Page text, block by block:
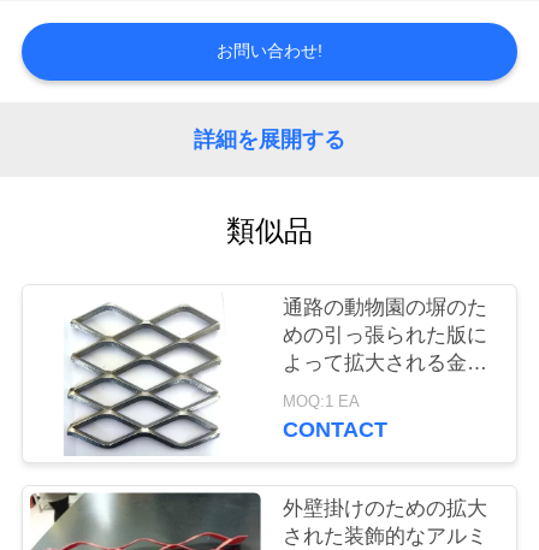
場
旅
管
達
に
お問い合わせ!
詳細を展開する
類似品
通路の動物園の塀のた
めの引っ張られた版に
よって拡大される金属
のダイヤモンドの網
MOQ:1 EA
CONTACT
外壁掛けのための拡大
された装飾的なアルミ